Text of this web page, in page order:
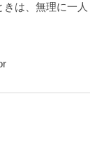
は、無理に一人